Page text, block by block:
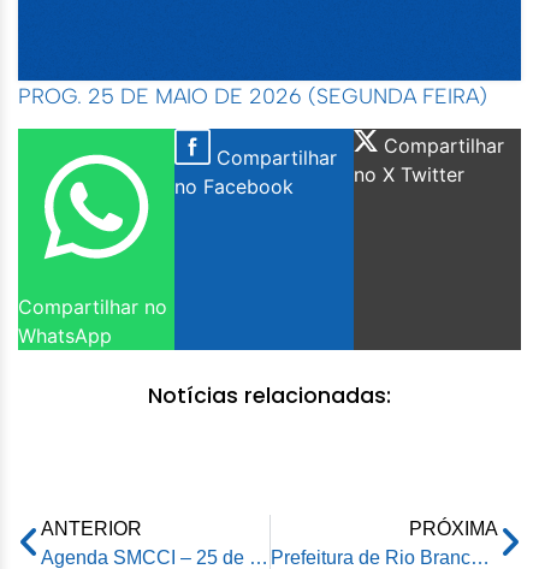
PROG. 25 DE MAIO DE 2026 (SEGUNDA FEIRA)
Compartilhar no
WhatsApp
Compartilhar
no Facebook
Compartilhar
no X Twitter
Notícias relacionadas:
ANTERIOR
Agenda SMCCI – 25 de maio de 2026
PRÓXIMA
Prefeitura de Rio Branco lança Programa de Mecanização Agrícola 2026